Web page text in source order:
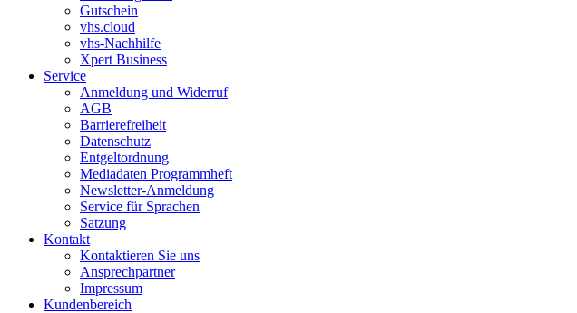
Gutschein
vhs.cloud
vhs-Nachhilfe
Xpert Business
Service
Anmeldung und Widerruf
AGB
Barrierefreiheit
Datenschutz
Entgeltordnung
Mediadaten Programmheft
Newsletter-Anmeldung
Service für Sprachen
Satzung
Kontakt
Kontaktieren Sie uns
Ansprechpartner
Impressum
Kundenbereich